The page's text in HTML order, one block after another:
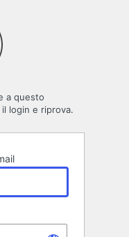
a questo
login e riprova.